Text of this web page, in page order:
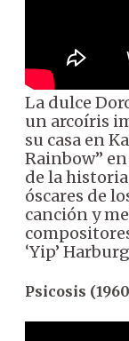
La dulce
un arcoíris
su casa en
Rainbow”
de la
óscares de
canción y
‘Yip’
Psicosis